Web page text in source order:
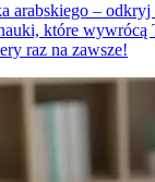
arabskiego –
które wywrócą
raz na zawsze!